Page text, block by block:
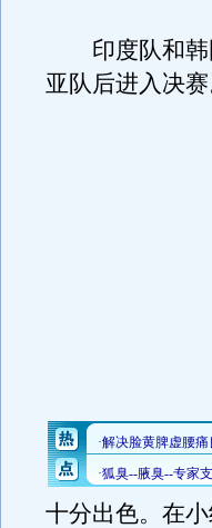
印度队和韩
亚队后进入决赛
十分出色。在